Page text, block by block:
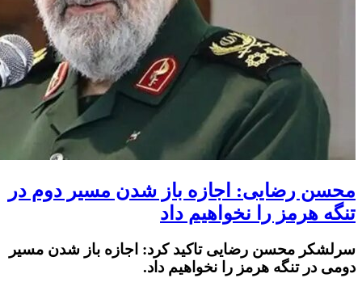
محسن رضایی: اجازه باز شدن مسیر دوم در
تنگه هرمز را نخواهیم داد
سرلشکر محسن رضایی تاکید کرد: اجازه باز شدن مسیر
دومی در تنگه هرمز را نخواهیم داد.